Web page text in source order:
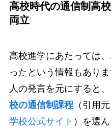
高校時代の通信制高
両立
高校進学にあたっては
ったという情報もあり
人の発言を元にすると、
校の通信制課程（引用元
学校公式サイト ）を選